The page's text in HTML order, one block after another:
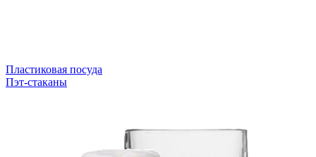
Пластиковая посуда
Пэт-стаканы